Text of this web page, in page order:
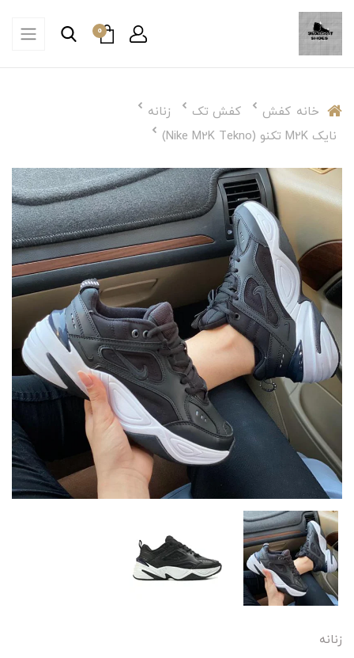
0
خانه کفش کفش تک
زنانه
نایک M2K تکنو (Nike M2K Tekno)
زنانه